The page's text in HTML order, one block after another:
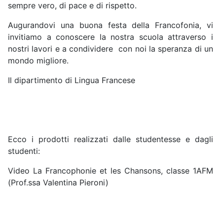
sempre vero, di pace e di rispetto.
Augurandovi una buona festa della Francofonia, vi
invitiamo a conoscere la nostra scuola attraverso i
nostri lavori e a condividere con noi la speranza di un
mondo migliore.
Il dipartimento di Lingua Francese
Ecco i prodotti realizzati dalle studentesse e dagli
studenti:
Video La Francophonie et les Chansons, classe 1AFM
(Prof.ssa Valentina Pieroni)